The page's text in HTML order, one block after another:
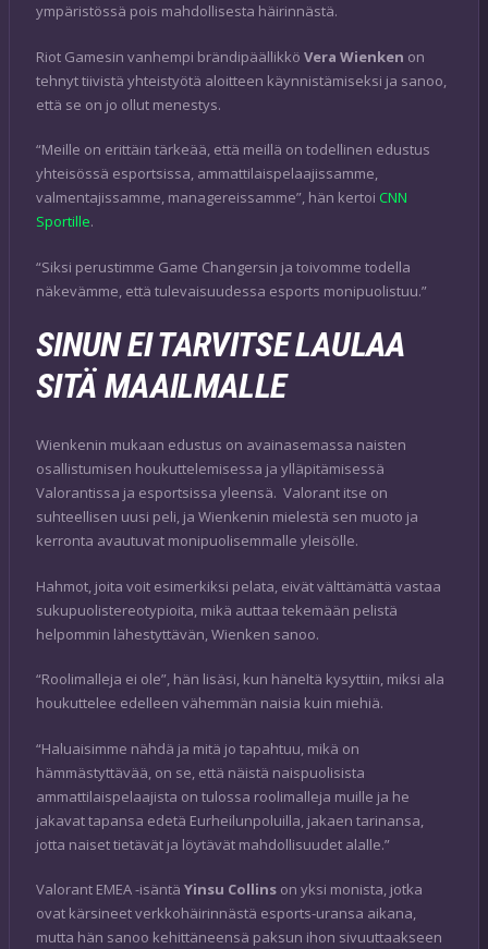
ympäristössä pois mahdollisesta häirinnästä.
Riot Gamesin vanhempi brändipäällikkö Vera Wienken on
tehnyt tiivistä yhteistyötä aloitteen käynnistämiseksi ja sanoo,
että se on jo ollut menestys.
“Meille on erittäin tärkeää, että meillä on todellinen edustus
yhteisössä esportsissa, ammattilaispelaajissamme,
valmentajissamme, managereissamme”, hän kertoi CNN
Sportille.
“Siksi perustimme Game Changersin ja toivomme todella
näkevämme, että tulevaisuudessa esports monipuolistuu.”
SINUN EI TARVITSE LAULAA
SITÄ MAAILMALLE
Wienkenin mukaan edustus on avainasemassa naisten
osallistumisen houkuttelemisessa ja ylläpitämisessä
Valorantissa ja esportsissa yleensä. Valorant itse on
suhteellisen uusi peli, ja Wienkenin mielestä sen muoto ja
kerronta avautuvat monipuolisemmalle yleisölle.
Hahmot, joita voit esimerkiksi pelata, eivät välttämättä vastaa
sukupuolistereotypioita, mikä auttaa tekemään pelistä
helpommin lähestyttävän, Wienken sanoo.
“Roolimalleja ei ole”, hän lisäsi, kun häneltä kysyttiin, miksi ala
houkuttelee edelleen vähemmän naisia kuin miehiä.
“Haluaisimme nähdä ja mitä jo tapahtuu, mikä on
hämmästyttävää, on se, että näistä naispuolisista
ammattilaispelaajista on tulossa roolimalleja muille ja he
jakavat tapansa edetä Eurheilunpoluilla, jakaen tarinansa,
jotta naiset tietävät ja löytävät mahdollisuudet alalle.”
Valorant EMEA -isäntä Yinsu Collins on yksi monista, jotka
ovat kärsineet verkkohäirinnästä esports-uransa aikana,
mutta hän sanoo kehittäneensä paksun ihon sivuuttaakseen